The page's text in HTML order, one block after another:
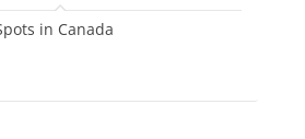
in Canada